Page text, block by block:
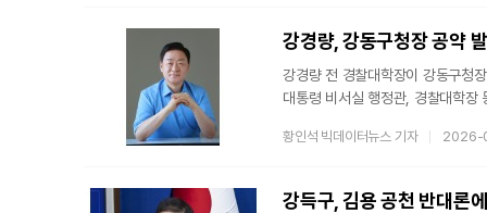
국회미래연구원의 연구 역량을 잘
강경량, 강동구청장 공약
강경량 전 경찰대학장이 강동구청
대통령 비서실 행정관, 경찰대학
삶의 터전"이라고 강조했다.3대 벨
일자리 벨트는 강동산업단지 내 피
황인석 빅데이터뉴스 기자
강득구, 김용 공천 반대론